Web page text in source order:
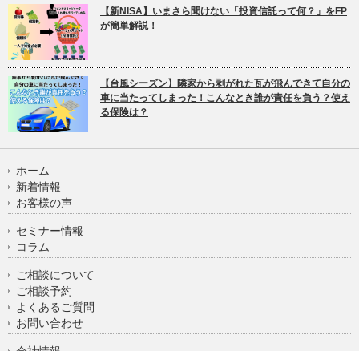
【新NISA】いまさら聞けない「投資信託って何？」をFP
が簡単解説！
【台風シーズン】隣家から剥がれた瓦が飛んできて自分の
車に当たってしまった！こんなとき誰が責任を負う？使え
る保険は？
ホーム
新着情報
お客様の声
セミナー情報
コラム
ご相談について
ご相談予約
よくあるご質問
お問い合わせ